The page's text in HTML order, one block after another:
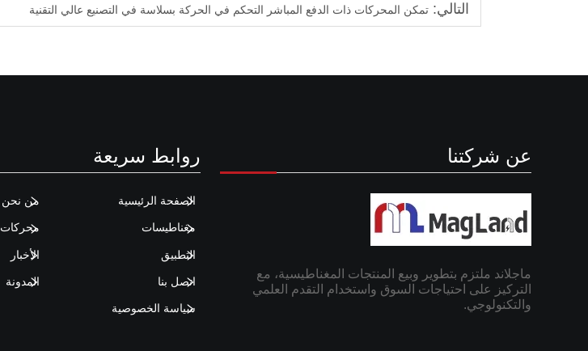
التالي: تمكن المحركات ذات الدفع المباشر التحكم في الحركة بسلاسة في التصنيع عالي التقنية
عن شركتنا
ماجلاند ملتزم بتطوير وبيع المنتجات المغناطيسية، مع
التركيز على احتياجات السوق واستخدام التقدم العلمي
والتكنولوجي.
روابط سريعة
الصفحة الرئيسية من نحن
مغناطيسات محركات
التطبيق الأخبار
اتصل بنا المدونة
سياسة الخصوصية